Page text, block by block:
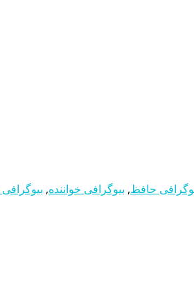
حافظ, بیوگرافی خواننده,